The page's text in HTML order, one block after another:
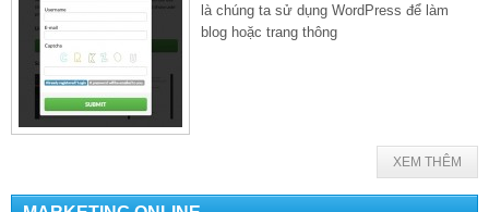
là chúng ta sử dụng WordPress để làm
blog hoặc trang thông
XEM THÊM